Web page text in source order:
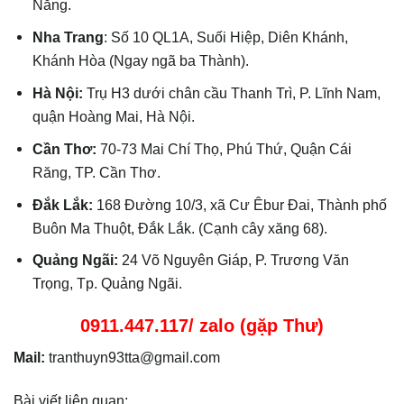
Nẵng.
Nha Trang: Số 10 QL1A, Suối Hiệp, Diên Khánh,
Khánh Hòa (Ngay ngã ba Thành).
Hà Nội:Trụ H3 dưới chân cầu Thanh Trì, P. Lĩnh Nam,
quận Hoàng Mai, Hà Nội.
Cần Thơ:70-73 Mai Chí Thọ, Phú Thứ, Quận Cái
Răng, TP. Cần Thơ.
Đắk Lắk: 168 Đường 10/3, xã Cư Êbur Đai, Thành phố
Buôn Ma Thuột, Đắk Lắk. (Cạnh cây xăng 68).
Quảng Ngãi: 24 Võ Nguyên Giáp, P. Trương Văn
Trọng, Tp. Quảng Ngãi.
0911.447.117/ zalo (gặp Thư)
Mail: tranthuyn93tta@gmail.com
Bài viết liên quan: